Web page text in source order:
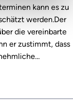
kann es zu
werden.Der
die vereinbarte
er zustimmt, dass